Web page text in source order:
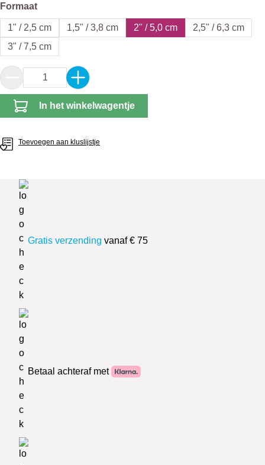
Selecteer
Formaat
1" / 2,5 cm 1,5" / 3,8 cm 2" / 5,0 cm
2,5" / 6,3 cm
3" / 7,5 cm
Producthoeveelheid: Voer de gewenste
In het winkelwagentje
Toevoegen aan kluslijstje
Gratis verzending vanaf € 75
Betaal achteraf met